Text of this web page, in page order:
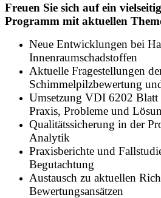
Freuen Sie sich auf ein
Programm mit aktuellen
Neue Entwicklungen bei
Innenraumschadstoffen
Aktuelle Fragestellungen
Schimmelpilzbewertung
Umsetzung VDI 6202 Blatt
Praxis, Probleme und
Qualitätssicherung in der
Analytik
Praxisberichte und
Begutachtung
Austausch zu aktuellen
Bewertungsansätzen